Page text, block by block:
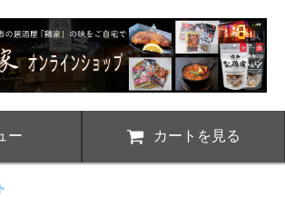
ー カートを見る